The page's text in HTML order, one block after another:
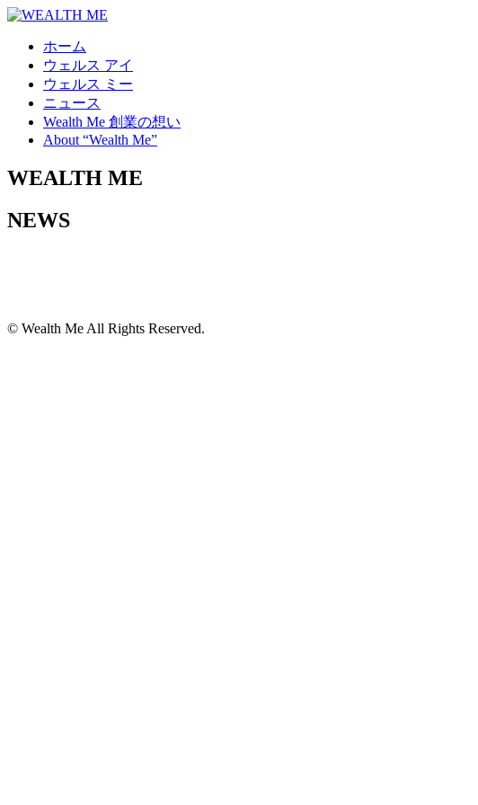
ホーム
ウェルス アイ
ウェルス ミー
ニュース
Wealth Me 創業の想い
About “Wealth Me”
WEALTH ME
NEWS
© Wealth Me All Rights Reserved.